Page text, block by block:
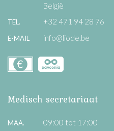
België
TEL. +32 471 94 28 76
E-MAIL info@liode.be
Medisch secretariaat
MAA. 09:00 tot 17:00